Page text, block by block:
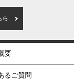
ら
要
るご質問